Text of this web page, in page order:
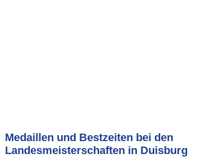
Medaillen und Bestzeiten bei den
Landesmeisterschaften in Duisburg